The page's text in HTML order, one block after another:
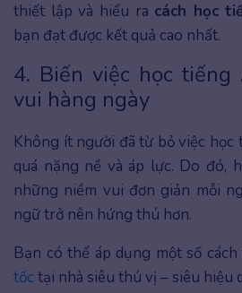
thiết lập và hiểu ra cách học
bạn đạt được kết quả cao nhất.
4. Biến việc học
vui hàng ngày
Không ít người đã từ bỏ việc
quá nặng nề và áp lực. Do đó,
những niềm vui đơn giản mỗi
ngữ trở nên hứng thú hơn.
Bạn có thể áp dụng một số
tốc tại nhà siêu thú vị – siêu hiệu